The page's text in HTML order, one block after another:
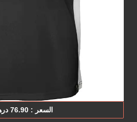
السعر : ‎76.‎90‏ درهم